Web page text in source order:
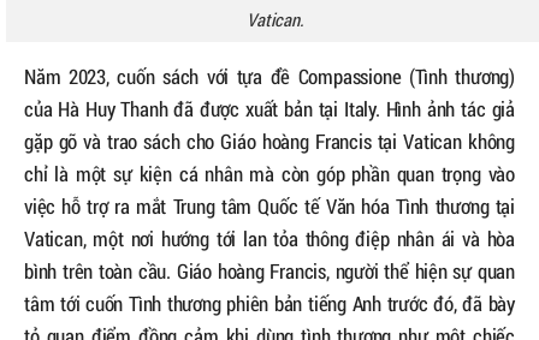
Vatican.
Năm 2023, cuốn sách với tựa đề Compassione (Tình thương)
của Hà Huy Thanh đã được xuất bản tại Italy. Hình ảnh tác giả
gặp gỡ và trao sách cho Giáo hoàng Francis tại Vatican không
chỉ là một sự kiện cá nhân mà còn góp phần quan trọng vào
việc hỗ trợ ra mắt Trung tâm Quốc tế Văn hóa Tình thương tại
Vatican, một nơi hướng tới lan tỏa thông điệp nhân ái và hòa
bình trên toàn cầu. Giáo hoàng Francis, người thể hiện sự quan
tâm tới cuốn Tình thương phiên bản tiếng Anh trước đó, đã bày